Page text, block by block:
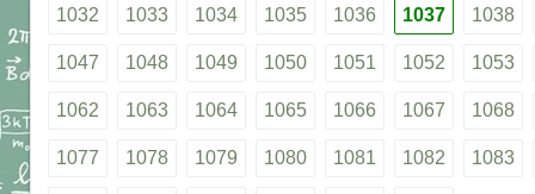
1032 1033 1034 1035 1036 1037 1038
1047 1048 1049 1050 1051 1052 1053
1062 1063 1064 1065 1066 1067 1068
1077 1078 1079 1080 1081 1082 1083